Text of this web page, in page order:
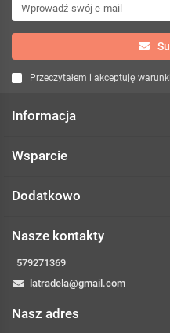
Przeczytałem i akceptuję warunki
Informacja
Wsparcie
Dodatkowo
Nasze kontakty
579271369
latradela@gmail.com
Nasz adres